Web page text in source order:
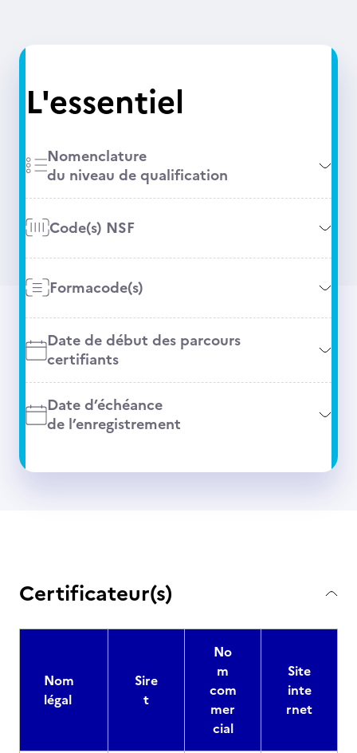
L'essentiel
Nomenclature
du niveau de qualification
Code(s) NSF
Formacode(s)
Date de début des parcours
certifiants
Date d’échéance
de l’enregistrement
Certificateur(s)
Nom
légal
Sire
t
No
m
com
mer
cial
Site
inte
rnet